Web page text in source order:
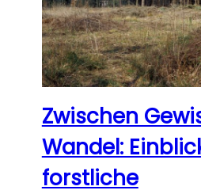
Zwischen
Wandel:
forstliche